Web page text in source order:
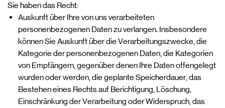
Sie haben das Recht:
Auskunft über Ihre von uns verarbeiteten
personenbezogenen Daten zu verlangen. Insbesondere
können Sie Auskunft über die Verarbeitungszwecke, die
Kategorie der personenbezogenen Daten, die Kategorien
von Empfängern, gegenüber denen Ihre Daten offengelegt
wurden oder werden, die geplante Speicherdauer, das
Bestehen eines Rechts auf Berichtigung, Löschung,
Einschränkung der Verarbeitung oder Widerspruch, das